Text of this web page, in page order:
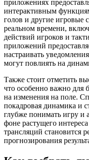
приложениях
интерактивным
голов и другие игровые
реальном времени,
действий игроков и
приложений
настраивать
могут повлиять на
Также стоит отметить
что особенно важно для
на изменения на поле.
покадровая динамика и
глубже понимать игру и
фоне растущего
трансляций становится
прогнозирования